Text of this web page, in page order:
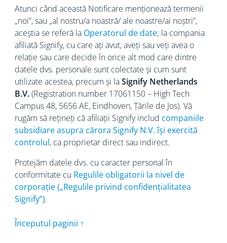
Atunci când această Notificare menționează termenii
„noi”, sau „al nostru/a noastră/ ale noastre/ai noștri”,
aceștia se referă la Operatorul de date; la compania
afiliată Signify, cu care ați avut, aveți sau veți avea o
relație sau care decide în orice alt mod care dintre
datele dvs. personale sunt colectate și cum sunt
utilizate acestea, precum și laSignify Netherlands
B.V.(Registration number 17061150 – High Tech
Campus 48, 5656AE, Eindhoven, Țările de Jos). Vă
rugăm să rețineți că afiliații Signify includ companiile
subsidiare asupra cărora Signify N.V. își exercită
controlul, ca proprietar direct sau indirect.
Protejăm datele dvs. cu caracter personal în
conformitate cu Regulile obligatorii la nivel de
corporație („Regulile privind confidențialitatea
Signify”).
Începutul paginii ↑